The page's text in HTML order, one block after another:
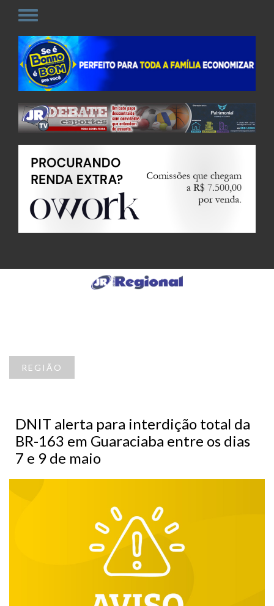
REGIÃO
DNIT alerta para interdição total da
BR-163 em Guaraciaba entre os dias
7 e 9 de maio